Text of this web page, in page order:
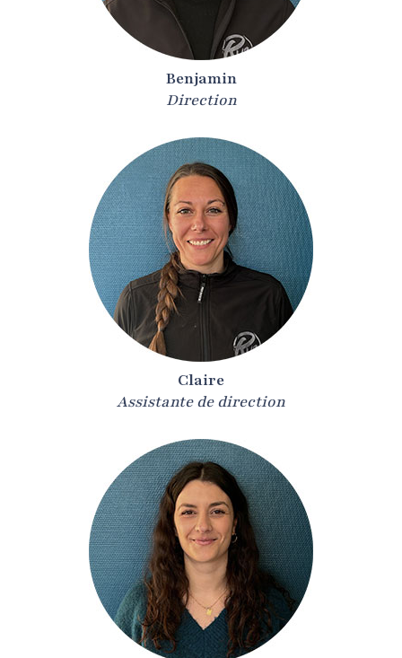
Benjamin
Direction
Claire
Assistante de direction